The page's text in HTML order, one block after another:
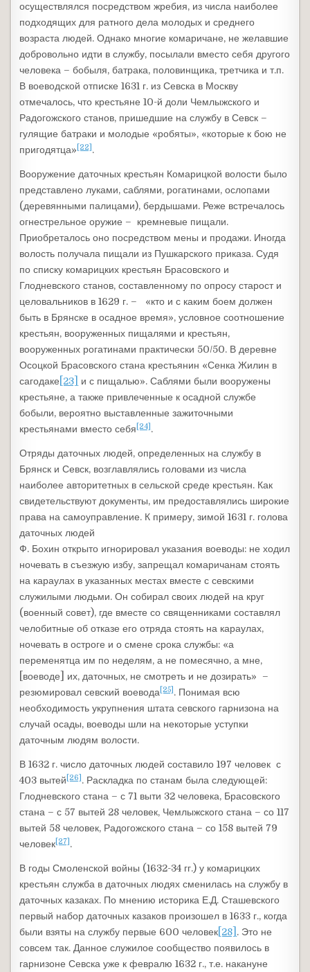
осуществлялся посредством жребия, из числа наиболее
подходящих для ратного дела молодых и среднего
возраста людей. Однако многие комаричане, не желавшие
добровольно идти в службу, посылали вместо себя другого
человека – бобыля, батрака, половинщика, третчика и т.п.
В воеводской отписке 1631 г. из Севска в Москву
отмечалось, что крестьяне 10-й доли Чемлыжского и
Радогожского станов, пришедшие на службу в Севск –
гулящие батраки и молодые «робяты», «которые к бою не
пригодятца» [22] .
Вооружение даточных крестьян Комарицкой волости было
представлено луками, саблями, рогатинами, ослопами
(деревянными палицами), бердышами. Реже встречалось
огнестрельное оружие – кремневые пищали.
Приобреталось оно посредством мены и продажи. Иногда
волость получала пищали из Пушкарского приказа. Судя
по списку комарицких крестьян Брасовского и
Глодневского станов, составленному по опросу старост и
целовальников в 1629 г. – «кто и с каким боем должен
быть в Брянске в осадное время», условное соотношение
крестьян, вооруженных пищалями и крестьян,
вооруженных рогатинами практически 50/50. В деревне
Осоцкой Брасовского стана крестьянин «Сенка Жилин в
сагодаке [23]
и с пищалью». Саблями были вооружены
крестьяне, а также привлеченные к осадной службе
бобыли, вероятно выставленные зажиточными
крестьянами вместо себя [24] .
Отряды даточных людей, определенных на службу в
Брянск и Севск, возглавлялись головами из числа
наиболее авторитетных в сельской среде крестьян. Как
свидетельствуют документы, им предоставлялись широкие
права на самоуправление. К примеру, зимой 1631 г. голова
даточных людей
Ф. Бохин открыто игнорировал указания воеводы: не ходил
ночевать в съезжую избу, запрещал комаричанам стоять
на караулах в указанных местах вместе с севскими
служилыми людьми. Он собирал своих людей на круг
(военный совет), где вместе со священниками составлял
челобитные об отказе его отряда стоять на караулах,
ночевать в остроге и о смене срока службы: «а
переменятца им по неделям, а не помесячно, а мне,
[воеводе] их, даточных, не смотреть и не дозирать» –
резюмировал севский воевода [25] . Понимая всю
необходимость укрупнения штата севского гарнизона на
случай осады, воеводы шли на некоторые уступки
даточным людям волости.
В 1632 г. число даточных людей составило 197 человек с
403 вытей [26] . Раскладка по станам была следующей:
Глодневского стана – с 71 выти 32 человека, Брасовского
стана – с 57 вытей 28 человек, Чемлыжского стана – со 117
вытей 58 человек, Радогожского стана – со 158 вытей 79
человек [27] .
В годы Смоленской войны (1632-34 гг.) у комарицких
крестьян служба в даточных людях сменилась на службу в
даточных казаках. По мнению историка Е.Д. Сташевского
первый набор даточных казаков произошел в 1633 г., когда
были взяты на службу первые 600 человек [28] . Это не
совсем так. Данное служилое сообщество появилось в
гарнизоне Севска уже к февралю 1632 г., т.е. накануне